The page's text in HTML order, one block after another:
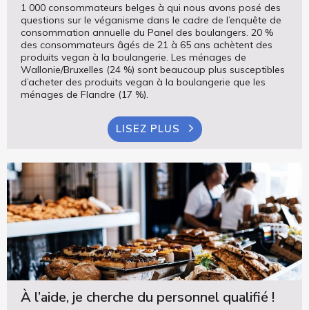
1 000 consommateurs belges à qui nous avons posé des
questions sur le véganisme dans le cadre de l’enquête de
consommation annuelle du Panel des boulangers. 20 %
des consommateurs âgés de 21 à 65 ans achètent des
produits vegan à la boulangerie. Les ménages de
Wallonie/Bruxelles (24 %) sont beaucoup plus susceptibles
d’acheter des produits vegan à la boulangerie que les
ménages de Flandre (17 %).
LISEZ PLUS
À l’aide, je cherche du personnel qualifié !